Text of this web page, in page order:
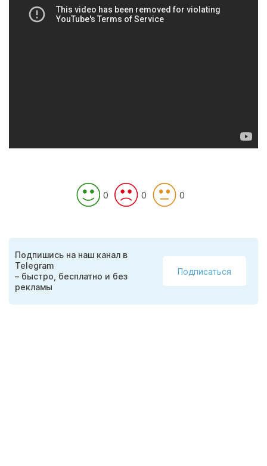
0 0 0
Подпишись на наш канал в
Telegram
– быстро, бесплатно и без
рекламы
Подписаться